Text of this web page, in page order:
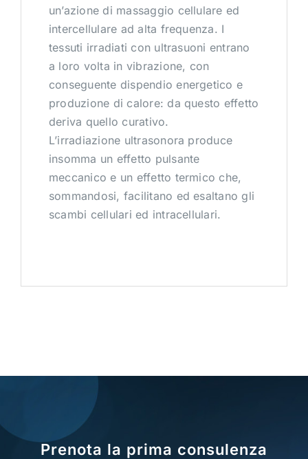
un’azione di massaggio cellulare ed
intercellulare ad alta frequenza. I
tessuti irradiati con ultrasuoni entrano
a loro volta in vibrazione, con
conseguente dispendio energetico e
produzione di calore: da questo effetto
deriva quello curativo.
L’irradiazione ultrasonora produce
insomma un effetto pulsante
meccanico e un effetto termico che,
sommandosi, facilitano ed esaltano gli
scambi cellulari ed intracellulari.
Prenota la prima consulenza